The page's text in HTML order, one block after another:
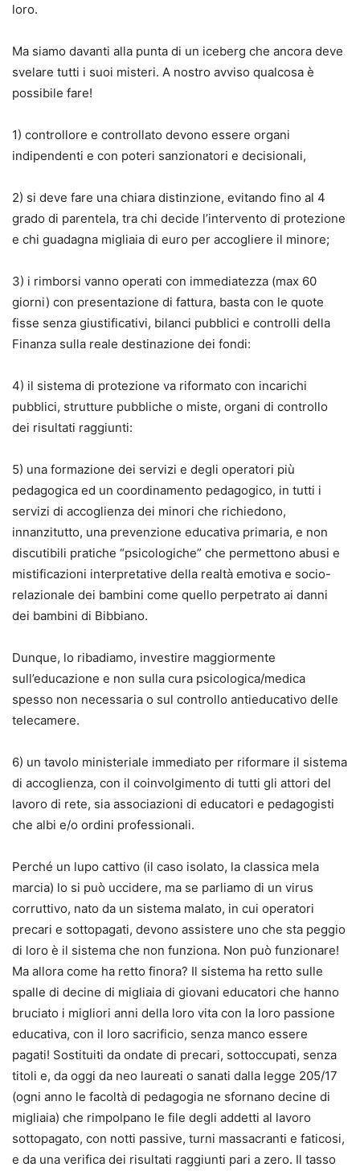
loro.
Ma siamo davanti alla punta di un iceberg che ancora deve
svelare tutti i suoi misteri. A nostro avviso qualcosa è
possibile fare!
1) controllore e controllato devono essere organi
indipendenti e con poteri sanzionatori e decisionali,
2) si deve fare una chiara distinzione, evitando fino al 4
grado di parentela, tra chi decide l’intervento di protezione
e chi guadagna migliaia di euro per accogliere il minore;
3) i rimborsi vanno operati con immediatezza (max 60
giorni) con presentazione di fattura, basta con le quote
fisse senza giustificativi, bilanci pubblici e controlli della
Finanza sulla reale destinazione dei fondi:
4) il sistema di protezione va riformato con incarichi
pubblici, strutture pubbliche o miste, organi di controllo
dei risultati raggiunti:
5) una formazione dei servizi e degli operatori più
pedagogica ed un coordinamento pedagogico, in tutti i
servizi di accoglienza dei minori che richiedono,
innanzitutto, una prevenzione educativa primaria, e non
discutibili pratiche “psicologiche” che permettono abusi e
mistificazioni interpretative della realtà emotiva e socio-
relazionale dei bambini come quello perpetrato ai danni
dei bambini di Bibbiano.
Dunque, lo ribadiamo, investire maggiormente
sull’educazione e non sulla cura psicologica/medica
spesso non necessaria o sul controllo antieducativo delle
telecamere.
6) un tavolo ministeriale immediato per riformare il sistema
di accoglienza, con il coinvolgimento di tutti gli attori del
lavoro di rete, sia associazioni di educatori e pedagogisti
che albi e/o ordini professionali.
Perché un lupo cattivo (il caso isolato, la classica mela
marcia) lo si può uccidere, ma se parliamo di un virus
corruttivo, nato da un sistema malato, in cui operatori
precari e sottopagati, devono assistere uno che sta peggio
di loro è il sistema che non funziona. Non può funzionare!
Ma allora come ha retto finora? Il sistema ha retto sulle
spalle di decine di migliaia di giovani educatori che hanno
bruciato i migliori anni della loro vita con la loro passione
educativa, con il loro sacrificio, senza manco essere
pagati! Sostituiti da ondate di precari, sottoccupati, senza
titoli e, da oggi da neo laureati o sanati dalla legge 205/17
(ogni anno le facoltà di pedagogia ne sfornano decine di
migliaia) che rimpolpano le file degli addetti al lavoro
sottopagato, con notti passive, turni massacranti e faticosi,
e da una verifica dei risultati raggiunti pari a zero. Il tasso